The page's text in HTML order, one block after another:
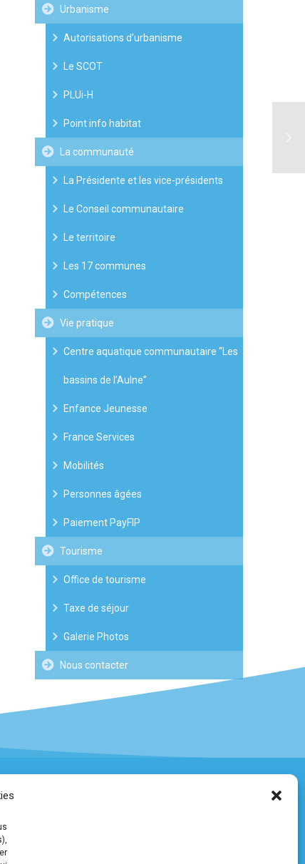
Urbanisme
Autorisations d’urbanisme
Le SCOT
PLUi-H
Point info habitat
La communauté
La Présidente et les vice-présidents
Le Conseil communautaire
Le territoire
Les 17 communes
Compétences
Vie pratique
Centre aquatique communautaire “Les
bassins de l’Aulne”
Enfance Jeunesse
France Services
Mobilités
Personnes âgées
Paiement PayFIP
Tourisme
Office de tourisme
Taxe de séjour
Galerie Photos
Nous contacter